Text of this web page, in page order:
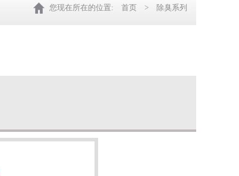
您现在所在的位置: 首页 > 除臭系列